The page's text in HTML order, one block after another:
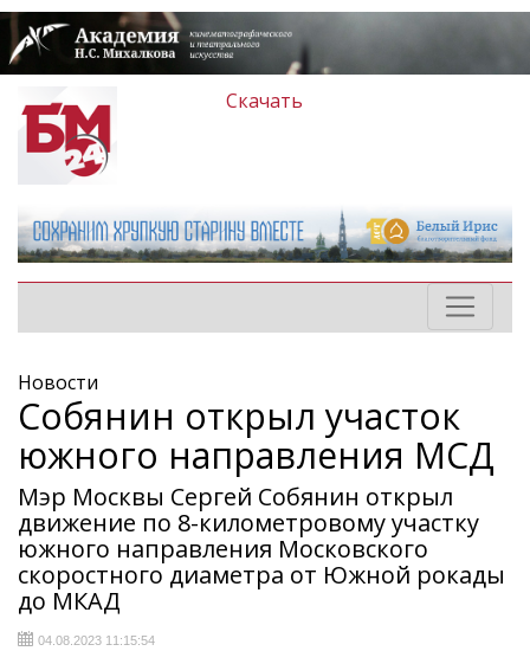
Скачать
Новости
Собянин открыл участок
южного направления МСД
Мэр Москвы Сергей Собянин открыл
движение по 8-километровому участку
южного направления Московского
скоростного диаметра от Южной рокады
до МКАД
04.08.2023 11:15:54